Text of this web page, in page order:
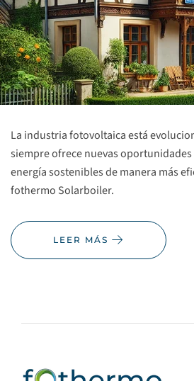
La industria fotovoltaica está
siempre ofrece nuevas
energía sostenibles de manera más
fothermo Solarboiler.
LEER MÁS